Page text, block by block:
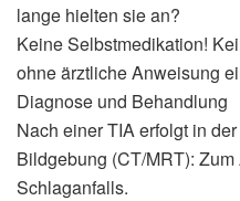
lange hielten sie an?
Keine Selbstmedikation!
ohne ärztliche Anweisung
Diagnose und Behandlung
Nach einer TIA erfolgt in
Bildgebung (CT/MRT):
Schlaganfalls.